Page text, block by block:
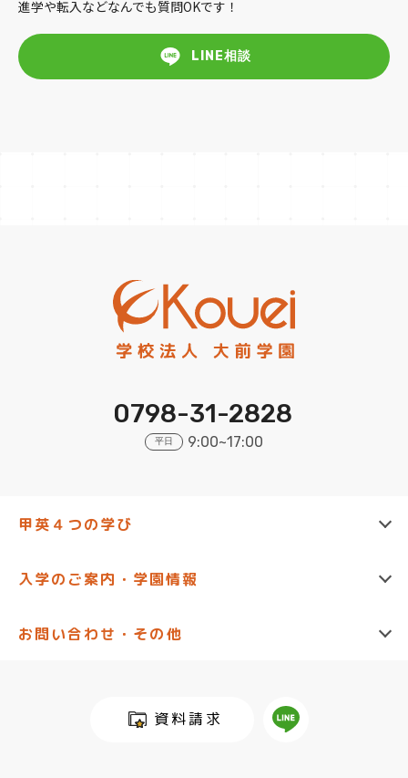
進学や転入などなんでも質問OKです！
LINE相談
0798-31-2828
平日 9:00~17:00
甲英４つの学び
西宮甲英高等学院
入学のご案内・学園情報
中学生の方へ (進学)
各学園スケジュール
お問い合わせ・その他
入試説明会への参加申し込み
資料請求